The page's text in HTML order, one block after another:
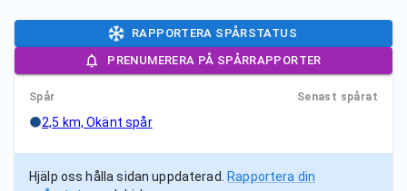
RAPPORTERA SPÅRSTATUS
PRENUMERERA PÅ SPÅRRAPPORTER
Spår Senast spårat
2,5 km, Okänt spår
Hjälp oss hålla sidan uppdaterad.
Rapportera din